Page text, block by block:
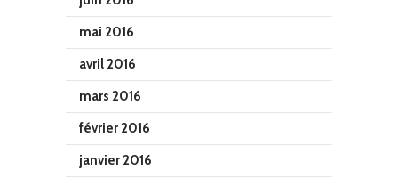
mai 2016
avril 2016
mars 2016
février 2016
janvier 2016